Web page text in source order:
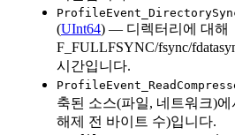
(UInt64) — 디렉터리에 대해
F_FULLFSYNC/fsync/
시간입니다.
축된 소스(파일, 네트워크)
해제 전 바이트 수)입니다.